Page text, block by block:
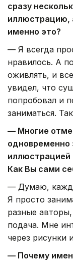
сразу
иллюстрацию,
именно это?
— Я всегда
нравилось. А
оживлять, и
увидел, что
попробовал и
заниматься.
— Многие
одновременно
иллюстрацией
Как Вы сами
— Думаю,
Я просто
разные
подача. Мне
через рисунки
— Почему